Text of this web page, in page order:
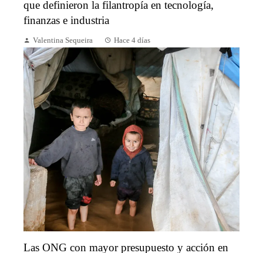
que definieron la filantropía en tecnología,
finanzas e industria
Valentina Sequeira Hace 4 días
Las ONG con mayor presupuesto y acción en